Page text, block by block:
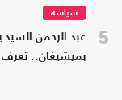
5
سياسة
عبد الرحمن السيد
بميشيغان.. تعرف